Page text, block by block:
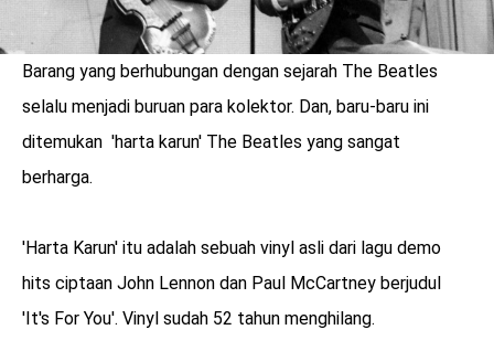
menarik
Barang yang berhubungan dengan sejarah The Beatles
selalu menjadi buruan para kolektor. Dan, baru-baru ini
ditemukan 'harta karun' The Beatles yang sangat
berharga.
'Harta Karun' itu adalah sebuah vinyl asli dari lagu demo
hits ciptaan John Lennon dan Paul McCartney berjudul
'It's For You'. Vinyl sudah 52 tahun menghilang.